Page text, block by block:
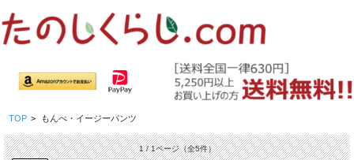
TOP > もんぺ・イージーパンツ
1 / 1ページ（全5件）